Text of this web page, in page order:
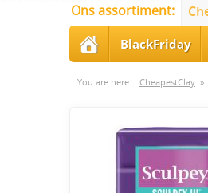
Ons assortiment:
BlackFriday
You are here: CheapestClay »